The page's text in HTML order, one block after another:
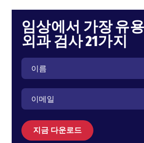
임상에서 가장 유
외과 검사 21가지
지금 다운로드